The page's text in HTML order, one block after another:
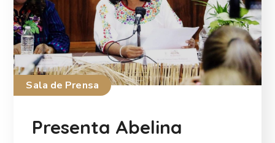
Sala de Prensa
Presenta Abelina